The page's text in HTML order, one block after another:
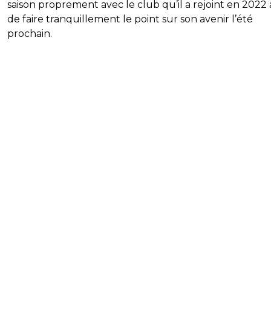
saison proprement avec le club qu’il a rejoint en 2022
de faire tranquillement le point sur son avenir l’été
prochain.